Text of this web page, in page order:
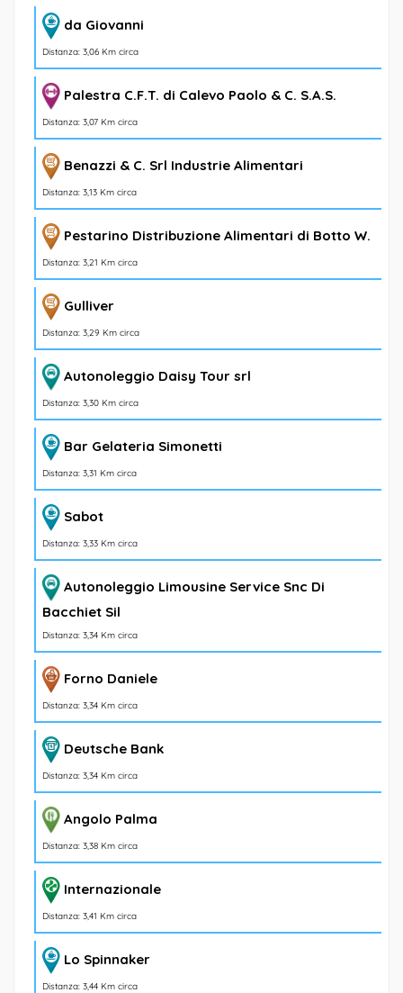
da Giovanni
Distanza: 3,06 Km circa
Palestra C.F.T. di Calevo Paolo & C. S.A.S.
Distanza: 3,07 Km circa
Benazzi & C. Srl Industrie Alimentari
Distanza: 3,13 Km circa
Pestarino Distribuzione Alimentari di Botto W.
Distanza: 3,21 Km circa
Gulliver
Distanza: 3,29 Km circa
Autonoleggio Daisy Tour srl
Distanza: 3,30 Km circa
Bar Gelateria Simonetti
Distanza: 3,31 Km circa
Sabot
Distanza: 3,33 Km circa
Autonoleggio Limousine Service Snc Di
Bacchiet Sil
Distanza: 3,34 Km circa
Forno Daniele
Distanza: 3,34 Km circa
Deutsche Bank
Distanza: 3,34 Km circa
Angolo Palma
Distanza: 3,38 Km circa
Internazionale
Distanza: 3,41 Km circa
Lo Spinnaker
Distanza: 3,44 Km circa